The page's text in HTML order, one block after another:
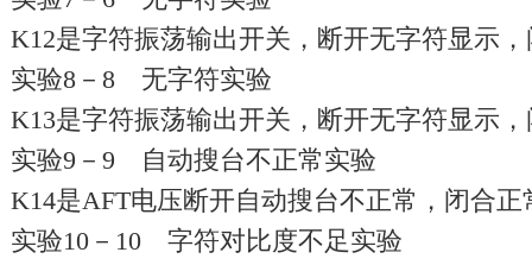
K12是字符振荡输出开关，断开无字符显示
实验8－8 无字符实验
K13是字符振荡输出开关，断开无字符显示
实验9－9 自动搜台不正常实验
K14是AFT电压断开自动搜台不正常，闭合正
实验10－10 字符对比度不足实验